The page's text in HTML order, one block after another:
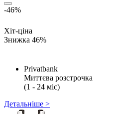
-46%
Хіт-ціна
Знижка 46%
Privatbank
Миттєва розстрочка
(1 - 24 міс)
Детальніше >